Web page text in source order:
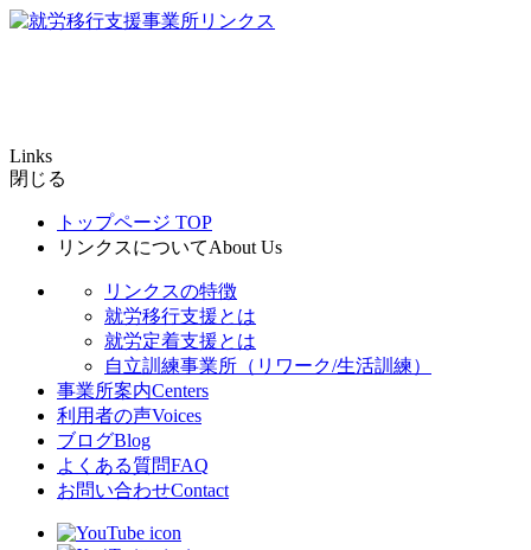
Links
閉じる
トップページ TOP
リンクスについてAbout Us
リンクスの特徴
就労移行支援とは
就労定着支援とは
自立訓練事業所（リワーク/生活訓練）
事業所案内Centers
利用者の声Voices
ブログBlog
よくある質問FAQ
お問い合わせContact